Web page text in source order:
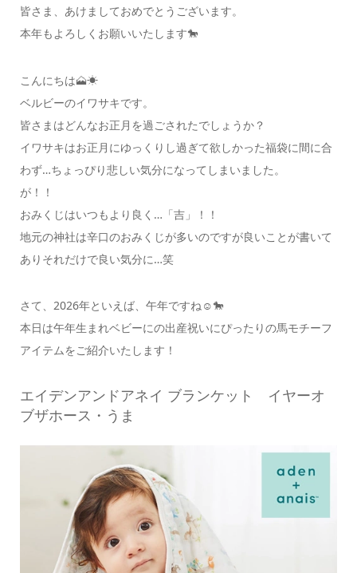
皆さま、あけましておめでとうございます。
本年もよろしくお願いいたします🐎
こんにちは🗻☀
ベルビーのイワサキです。
皆さまはどんなお正月を過ごされたでしょうか？
イワサキはお正月にゆっくりし過ぎて欲しかった福袋に間に合
わず…ちょっぴり悲しい気分になってしまいました。
が！！
おみくじはいつもより良く…「吉」！！
地元の神社は辛口のおみくじが多いのですが良いことが書いて
ありそれだけで良い気分に…笑
さて、2026年といえば、午年ですね☺🐎
本日は午年生まれベビーにの出産祝いにぴったりの馬モチーフ
アイテムをご紹介いたします！
エイデンアンドアネイ ブランケット イヤーオ
ブザホース・うま